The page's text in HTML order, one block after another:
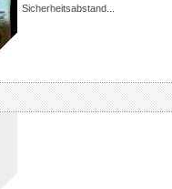
Sicherheitsabstand...